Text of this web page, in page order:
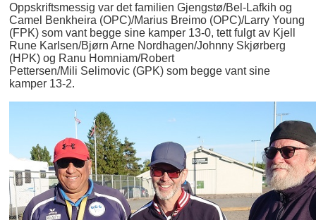
Oppskriftsmessig var det familien Gjengstø/Bel-Lafkih og
Camel Benkheira (OPC)/Marius Breimo (OPC)/Larry Young
(FPK) som vant begge sine kamper 13-0, tett fulgt av Kjell
Rune Karlsen/Bjørn Arne Nordhagen/Johnny Skjørberg
(HPK) og Ranu Homniam/Robert
Pettersen/Mili Selimovic (GPK) som begge vant sine
kamper 13-2.